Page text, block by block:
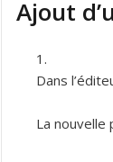
Ajout
Dans
La